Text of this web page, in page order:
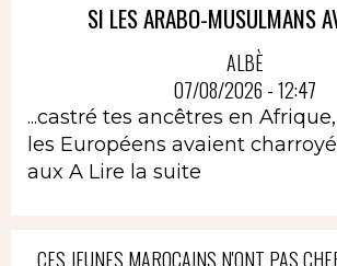
SI LES ARABO-MUSULMANS
ALBÈ
07/08/2026 - 12:47
...castré tes ancêtres en
les Européens avaient
aux A Lire la suite
CES JEUNES MAROCAINS N'ONT PAS